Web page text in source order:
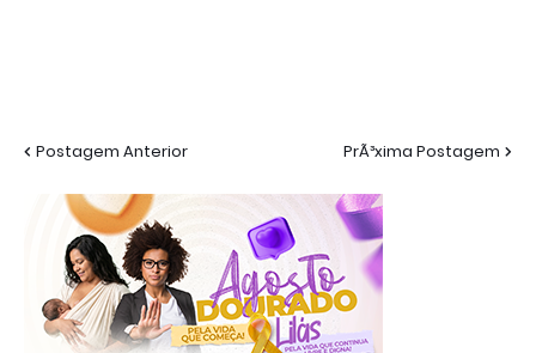
Postagem Anterior PrÃ³xima Postagem